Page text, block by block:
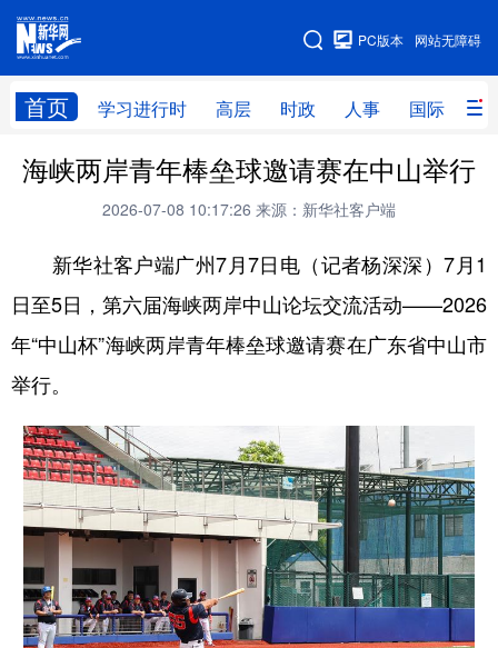
网站无障碍
PC版本
首页 学习进行时 高层 时政 人事 国际 财
网站地图
学习进行时 高层 时政 人事
财经 网评
台湾 思客智库 全球连线 教育
科技 科创 量子 体育
文化 书画 健康 军事
法律
人居 信息化 数字经济
学术中国 乡村振兴 银龄 溯源中国
城市 旅游 能源 会展
彩票 娱乐
海峡两岸青年棒垒球邀请赛在中山举行
2026-07-08 10:17:26 来源：新华社客户端
新华社客户端广州7月7日电（记者杨深深）7月1
日至5日，第六届海峡两岸中山论坛交流活动——2026
年“中山杯”海峡两岸青年棒垒球邀请赛在广东省中山市
举行。